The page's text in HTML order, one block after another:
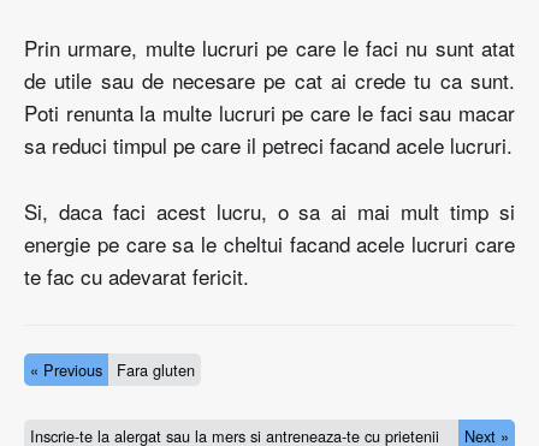
Prin urmare, multe lucruri pe care le faci nu sunt atat
de utile sau de necesare pe cat ai crede tu ca sunt.
Poti renunta la multe lucruri pe care le faci sau macar
sa reduci timpul pe care il petreci facand acele lucruri.
Si, daca faci acest lucru, o sa ai mai mult timp si
energie pe care sa le cheltui facand acele lucruri care
te fac cu adevarat fericit.
« Previous Fara gluten
Inscrie-te la alergat sau la mers si antreneaza-te cu prietenii Next »